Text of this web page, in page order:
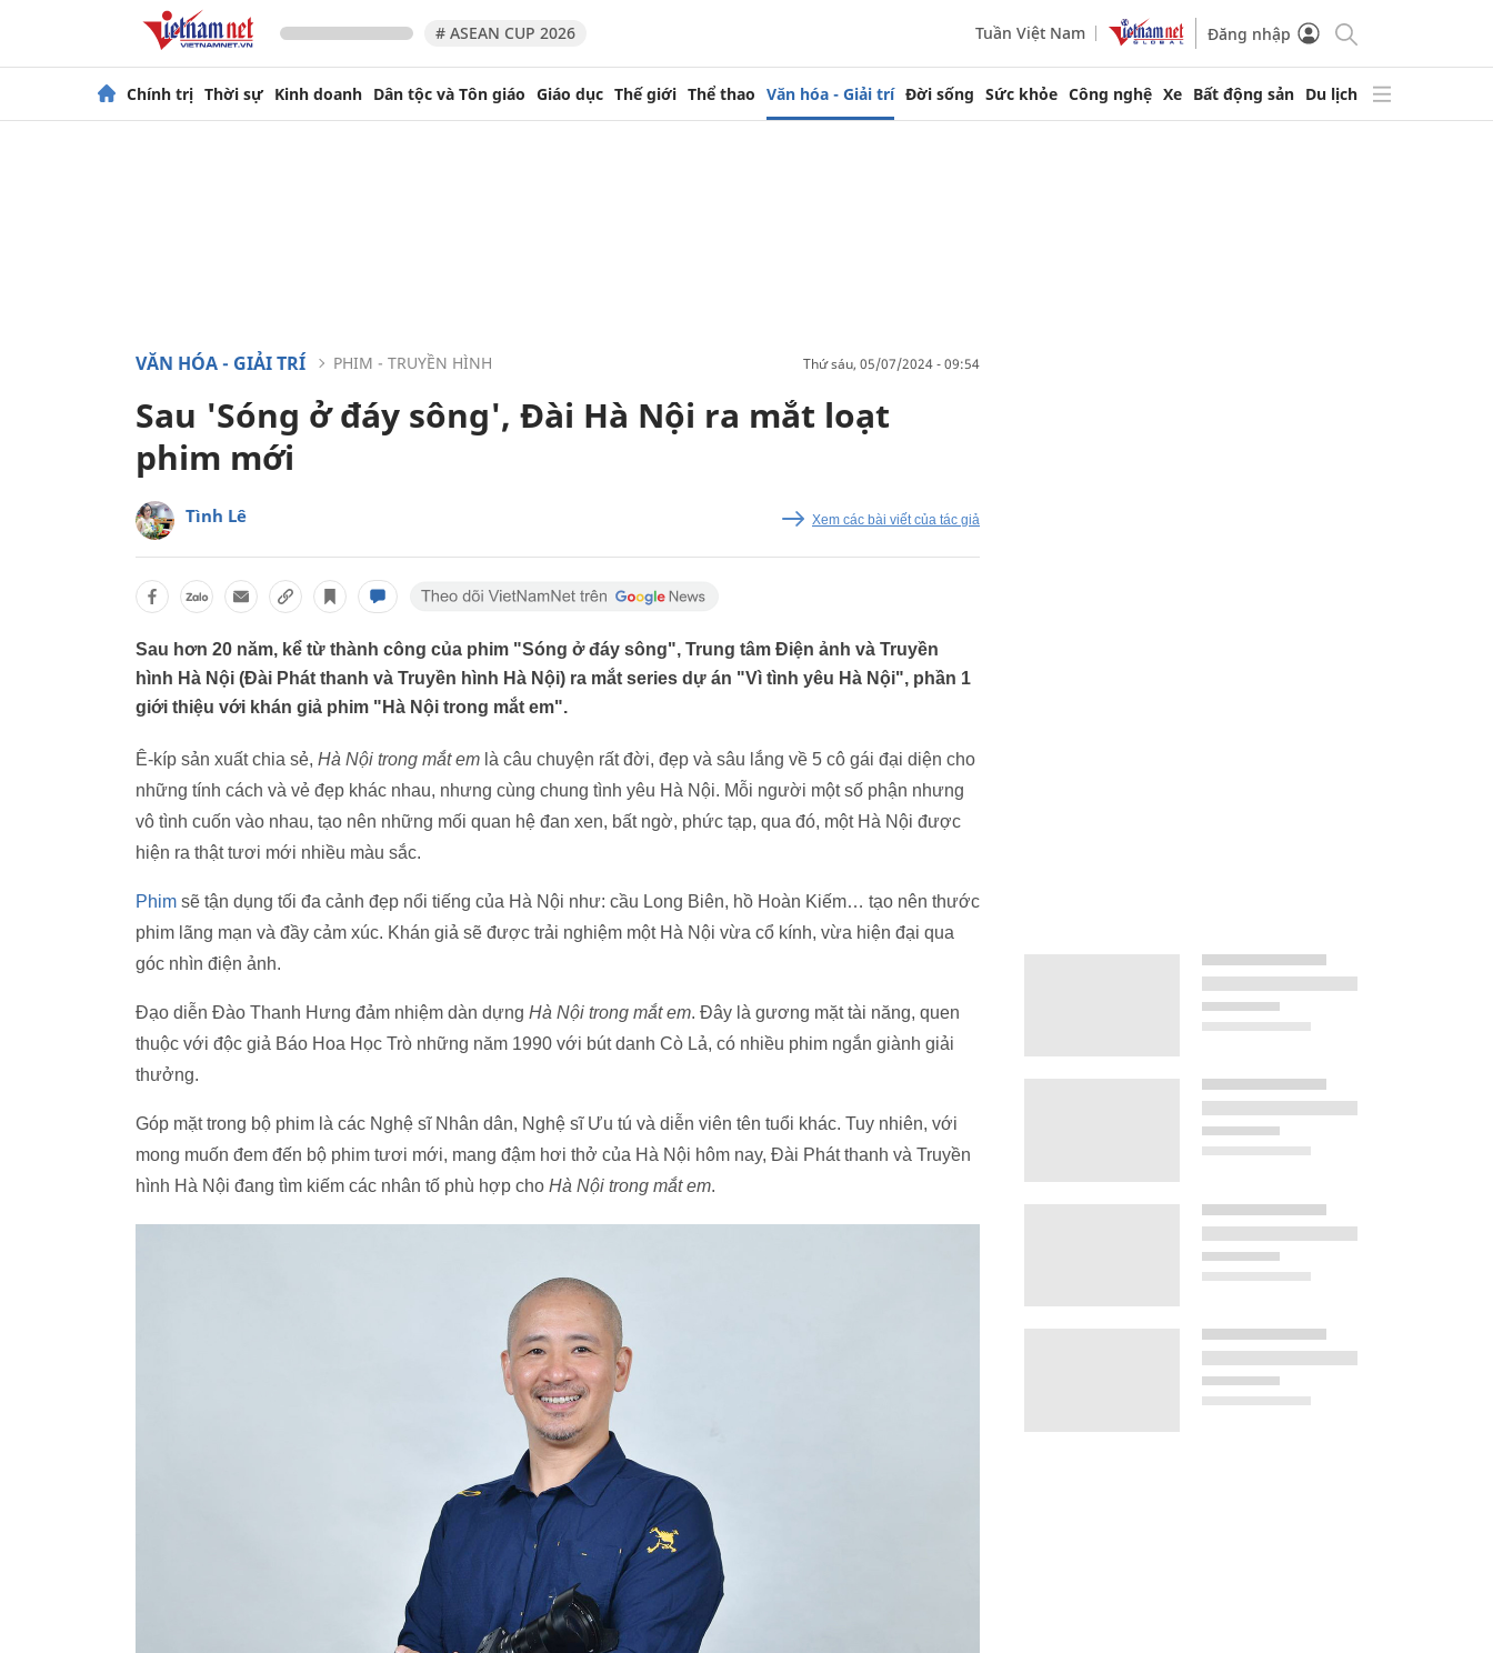
# ASEAN CUP 2026 Tuần Việt Nam Đăng nhập
Chính trị Thời sự Kinh doanh Dân tộc và Tôn giáo Giáo dục Thế giới Thể thao Văn hóa - Giải trí Đời sống Sức khỏe Công nghệ Xe Bất động sản Du lịch
VĂN HÓA - GIẢI TRÍ PHIM - TRUYỀN HÌNH thứ sáu, 05/07/2024 - 09:54
Sau 'Sóng ở đáy sông', Đài Hà Nội ra mắt loạt
phim mới
Tình Lê Xem các bài viết của tác giả
Sau hơn 20 năm, kể từ thành công của phim "Sóng ở đáy sông", Trung tâm Điện ảnh và Truyền
hình Hà Nội (Đài Phát thanh và Truyền hình Hà Nội) ra mắt series dự án "Vì tình yêu Hà Nội", phần 1
giới thiệu với khán giả phim "Hà Nội trong mắt em".
Ê-kíp sản xuất chia sẻ, Hà Nội trong mắt em là câu chuyện rất đời, đẹp và sâu lắng về 5 cô gái đại diện cho
những tính cách và vẻ đẹp khác nhau, nhưng cùng chung tình yêu Hà Nội. Mỗi người một số phận nhưng
vô tình cuốn vào nhau, tạo nên những mối quan hệ đan xen, bất ngờ, phức tạp, qua đó, một Hà Nội được
hiện ra thật tươi mới nhiều màu sắc.
Phim sẽ tận dụng tối đa cảnh đẹp nổi tiếng của Hà Nội như: cầu Long Biên, hồ Hoàn Kiếm… tạo nên thước
phim lãng mạn và đầy cảm xúc. Khán giả sẽ được trải nghiệm một Hà Nội vừa cổ kính, vừa hiện đại qua
góc nhìn điện ảnh.
Đạo diễn Đào Thanh Hưng đảm nhiệm dàn dựng Hà Nội trong mắt em. Đây là gương mặt tài năng, quen
thuộc với độc giả Báo Hoa Học Trò những năm 1990 với bút danh Cò Lả, có nhiều phim ngắn giành giải
thưởng.
Góp mặt trong bộ phim là các Nghệ sĩ Nhân dân, Nghệ sĩ Ưu tú và diễn viên tên tuổi khác. Tuy nhiên, với
mong muốn đem đến bộ phim tươi mới, mang đậm hơi thở của Hà Nội hôm nay, Đài Phát thanh và Truyền
hình Hà Nội đang tìm kiếm các nhân tố phù hợp cho Hà Nội trong mắt em.